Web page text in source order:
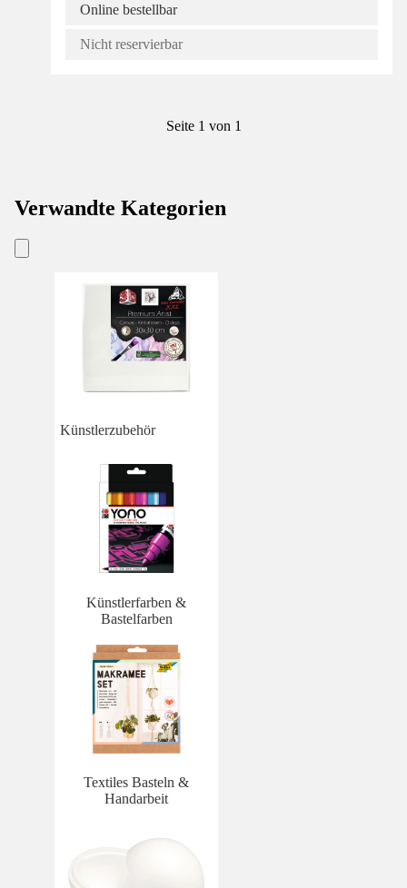
Online bestellbar
Nicht reservierbar
Seite 1 von 1
Verwandte Kategorien
Künstlerzubehör
Künstlerfarben &
Bastelfarben
Textiles Basteln &
Handarbeit